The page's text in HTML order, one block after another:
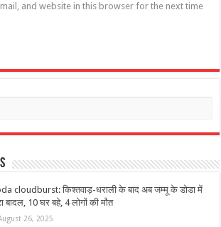
and website in this browser for the next time
cloudburst: किश्तवाड़-धराली के बाद अब जम्मू के डोडा में
बादल, 10 घर बहे, 4 लोगों की मौत
26, 2025